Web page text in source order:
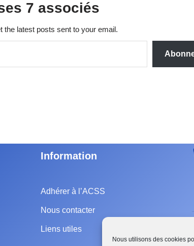
Nous utilisons des cookies
7 associés
the latest posts sent to your email.
Information
Adhérer à l’ACSS
Nous contacter
Liens utiles